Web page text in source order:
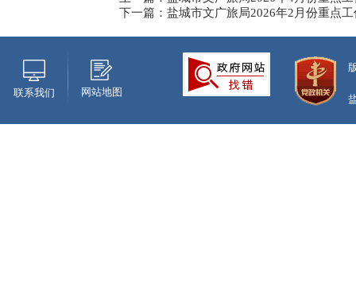
下一篇：盐城市文广旅局2026年2月份重点工
联系我们 网站地图